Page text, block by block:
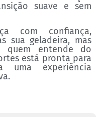
suave e sem
com confiança,
sua geladeira, mas
entende do
está pronta para
uma experiência